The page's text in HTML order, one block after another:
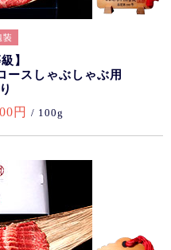
】
ースしゃぶしゃぶ用
円 / 100g